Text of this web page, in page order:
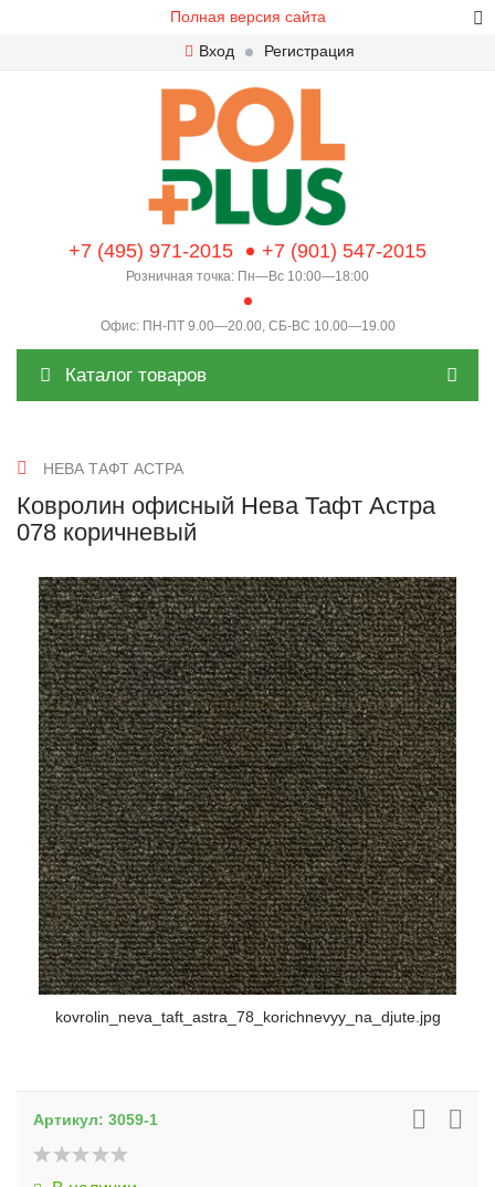
Полная версия сайта
Вход
Регистрация
+7 (495) 971-2015 +7 (901) 547-2015
Розничная точка: Пн—Вс 10:00—18:00
Офис: ПН-ПТ 9.00—20.00, СБ-ВС 10.00—19.00
Каталог товаров
НЕВА ТАФТ АСТРА
Ковролин офисный Нева Тафт Астра
078 коричневый
kovrolin_neva_taft_astra_78_korichnevyy_na_djute.jpg
Артикул: 3059-1